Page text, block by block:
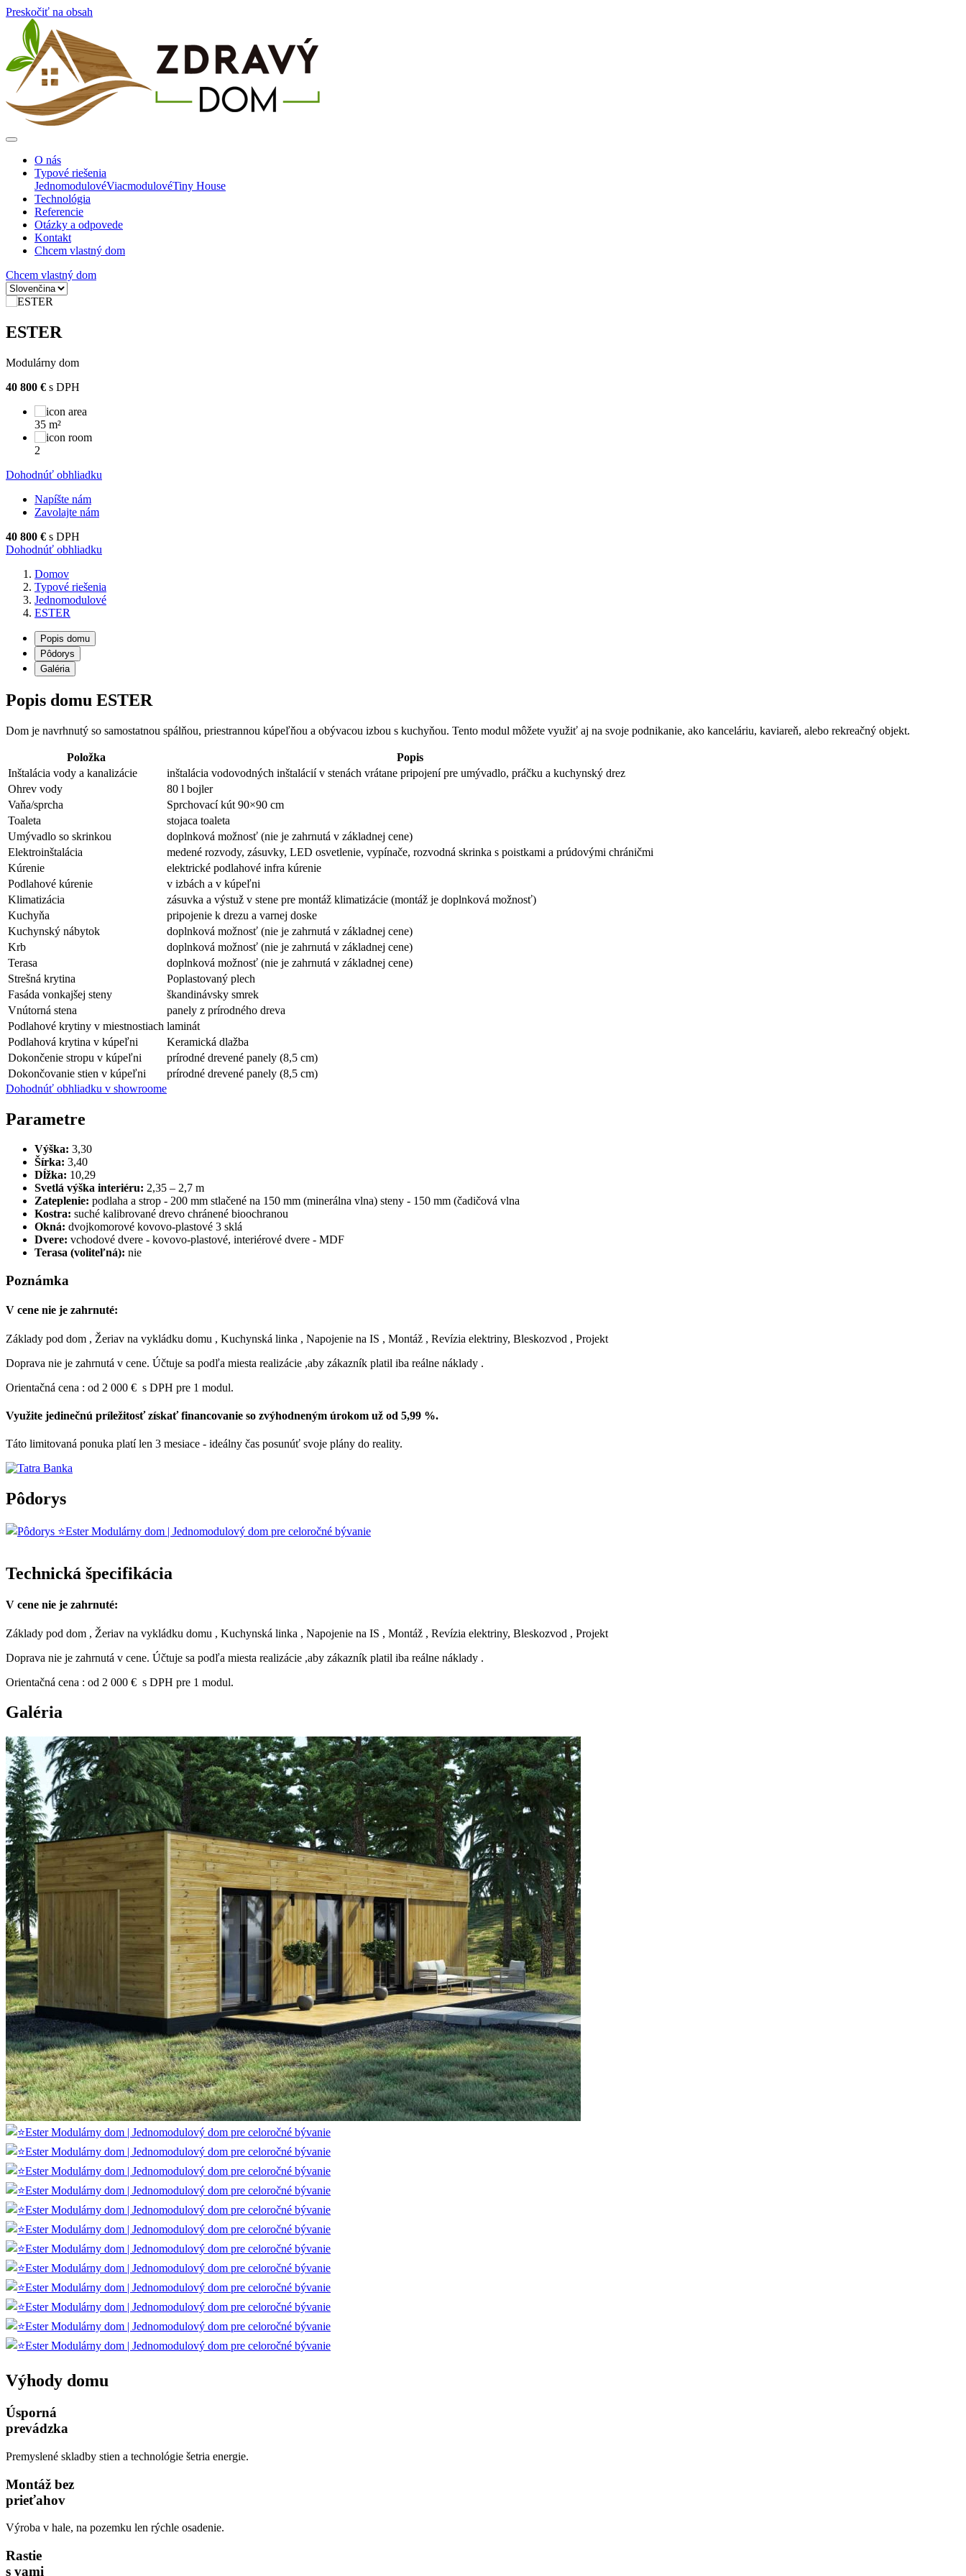
Preskočiť na obsah
O nás
Typové riešenia
JednomodulovéViacmodulovéTiny House
Technológia
Referencie
Otázky a odpovede
Kontakt
Chcem vlastný dom
Chcem vlastný dom
ESTER
Modulárny dom
40 800 € s DPH
35 m²
2
Dohodnúť obhliadku
Napíšte nám
Zavolajte nám
40 800 € s DPH
Dohodnúť obhliadku
Domov
Typové riešenia
Jednomodulové
ESTER
Popis domu
Pôdorys
Galéria
Popis domu ESTER
Dom je navrhnutý so samostatnou spálňou, priestrannou kúpeľňou a obývacou izbou s kuchyňou. Tento modul môžete využiť aj na svoje podnikanie, ako kanceláriu, kaviareň, alebo rekreačný objekt.
Položka
Popis
Inštalácia vody a kanalizácie
inštalácia vodovodných inštalácií v stenách vrátane pripojení pre umývadlo, práčku a kuchynský drez
Ohrev vody
80 l bojler
Vaňa/sprcha
Sprchovací kút 90×90 cm
Toaleta
stojaca toaleta
Umývadlo so skrinkou
doplnková možnosť (nie je zahrnutá v základnej cene)
Elektroinštalácia
medené rozvody, zásuvky, LED osvetlenie, vypínače, rozvodná skrinka s poistkami a prúdovými chráničmi
Kúrenie
elektrické podlahové infra kúrenie
Podlahové kúrenie
v izbách a v kúpeľni
Klimatizácia
zásuvka a výstuž v stene pre montáž klimatizácie (montáž je doplnková možnosť)
Kuchyňa
pripojenie k drezu a varnej doske
Kuchynský nábytok
doplnková možnosť (nie je zahrnutá v základnej cene)
Krb
doplnková možnosť (nie je zahrnutá v základnej cene)
Terasa
doplnková možnosť (nie je zahrnutá v základnej cene)
Strešná krytina
Poplastovaný plech
Fasáda vonkajšej steny
škandinávsky smrek
Vnútorná stena
panely z prírodného dreva
Podlahové krytiny v miestnostiach laminát
Podlahová krytina v kúpeľni
Keramická dlažba
Dokončenie stropu v kúpeľni
prírodné drevené panely (8,5 cm)
Dokončovanie stien v kúpeľni
prírodné drevené panely (8,5 cm)
Dohodnúť obhliadku v showroome
Parametre
Výška: 3,30
Šírka: 3,40
Dĺžka: 10,29
Svetlá výška interiéru: 2,35 – 2,7 m
Zateplenie: podlaha a strop - 200 mm stlačené na 150 mm (minerálna vlna) steny - 150 mm (čadičová vlna
Kostra: suché kalibrované drevo chránené bioochranou
Okná: dvojkomorové kovovo-plastové 3 sklá
Dvere: vchodové dvere - kovovo-plastové, interiérové ​​dvere - MDF
Terasa (voliteľná): nie
Poznámka
V cene nie je zahrnuté:
Základy pod dom , Žeriav na vykládku domu , Kuchynská linka , Napojenie na IS , Montáž , Revízia elektriny, Bleskozvod , Projekt
Doprava nie je zahrnutá v cene. Účtuje sa podľa miesta realizácie ,aby zákazník platil iba reálne náklady .
Orientačná cena : od 2 000 € s DPH pre 1 modul.
Využite jedinečnú príležitosť získať financovanie so zvýhodneným úrokom už od 5,99 %.
Táto limitovaná ponuka platí len 3 mesiace - ideálny čas posunúť svoje plány do reality.
Pôdorys
Technická špecifikácia
V cene nie je zahrnuté:
Základy pod dom , Žeriav na vykládku domu , Kuchynská linka , Napojenie na IS , Montáž , Revízia elektriny, Bleskozvod , Projekt
Doprava nie je zahrnutá v cene. Účtuje sa podľa miesta realizácie ,aby zákazník platil iba reálne náklady .
Orientačná cena : od 2 000 € s DPH pre 1 modul.
Galéria
Výhody domu
Úsporná
prevádzka
Premyslené skladby stien a technológie šetria energie.
Montáž bez
prieťahov
Výroba v hale, na pozemku len rýchle osadenie.
Rastie
s vami